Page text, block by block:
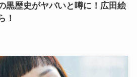
黒歴史がヤバいと噂に！広田絵
！